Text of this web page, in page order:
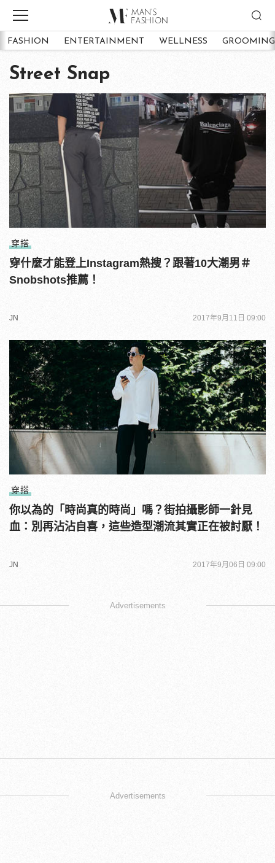
FASHION ENTERTAINMENT WELLNESS GROOMING
Street Snap
穿搭
穿什麼才能登上Instagram熱搜？跟著10大潮男＃
Snobshots推薦！
JN 2017年9月11日 09:00
穿搭
你以為的「時尚真的時尚」嗎？街拍攝影師一針見
血：別再沾沾自喜，這些造型潮流其實正在被討厭！
JN 2017年9月06日 09:00
Advertisements
Advertisements